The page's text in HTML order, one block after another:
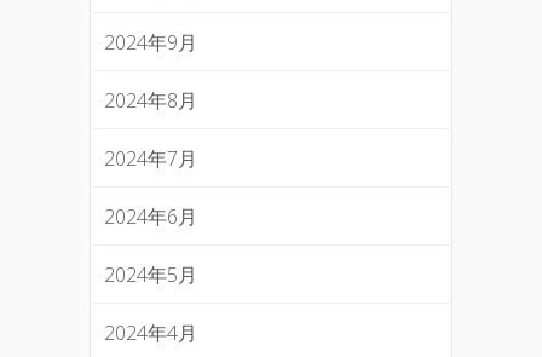
2024年9月
2024年8月
2024年7月
2024年6月
2024年5月
2024年4月